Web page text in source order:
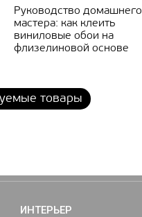
Руководство домашнего
мастера: как клеить
виниловые обои на
флизелиновой основе
товары
ИНТЕРЬЕР